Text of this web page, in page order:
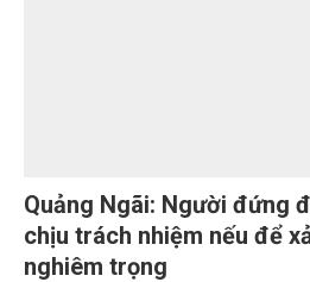
Quảng Ngãi: Người đứng
chịu trách nhiệm nếu để
nghiêm trọng